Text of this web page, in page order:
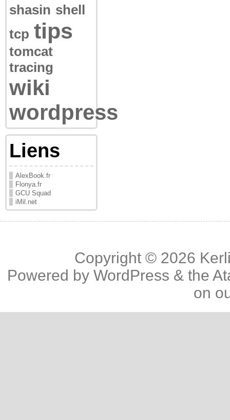
shasin shell
tcp tips
tomcat
tracing
wiki
wordpress
Liens
AlexBook.fr
Flonya.fr
GCU Squad
iMil.net
Copyright © 2026
Powered by WordPress & the
on